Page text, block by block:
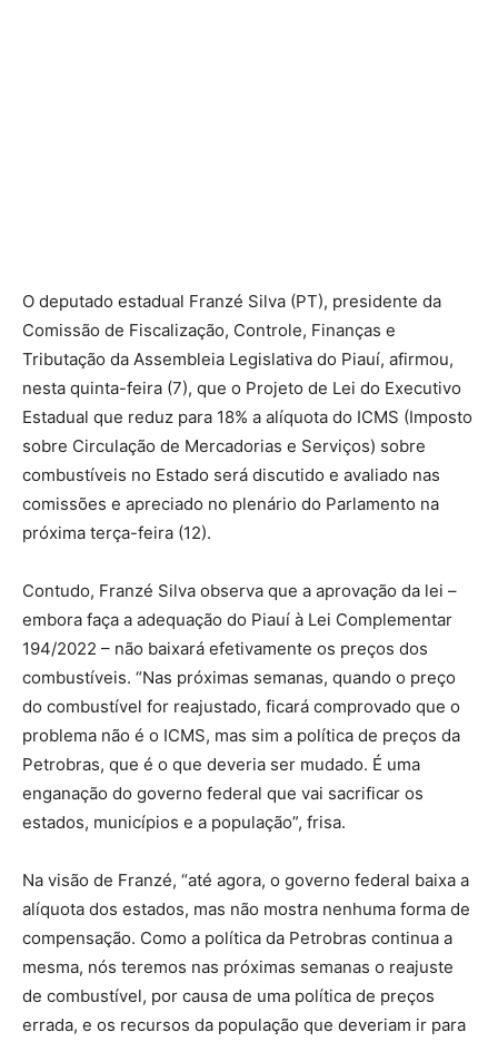
O deputado estadual Franzé Silva (PT), presidente da
Comissão de Fiscalização, Controle, Finanças e
Tributação da Assembleia Legislativa do Piauí, afirmou,
nesta quinta-feira (7), que o Projeto de Lei do Executivo
Estadual que reduz para 18% a alíquota do ICMS (Imposto
sobre Circulação de Mercadorias e Serviços) sobre
combustíveis no Estado será discutido e avaliado nas
comissões e apreciado no plenário do Parlamento na
próxima terça-feira (12).
Contudo, Franzé Silva observa que a aprovação da lei –
embora faça a adequação do Piauí à Lei Complementar
194/2022 – não baixará efetivamente os preços dos
combustíveis. “Nas próximas semanas, quando o preço
do combustível for reajustado, ficará comprovado que o
problema não é o ICMS, mas sim a política de preços da
Petrobras, que é o que deveria ser mudado. É uma
enganação do governo federal que vai sacrificar os
estados, municípios e a população”, frisa.
Na visão de Franzé, “até agora, o governo federal baixa a
alíquota dos estados, mas não mostra nenhuma forma de
compensação. Como a política da Petrobras continua a
mesma, nós teremos nas próximas semanas o reajuste
de combustível, por causa de uma política de preços
errada, e os recursos da população que deveriam ir para